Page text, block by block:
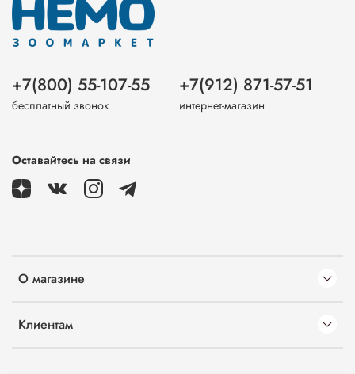
О магазине
Клиентам
+7(800) 55-107-55
бесплатный звонок
+7(912) 871-57-51
интернет-магазин
Оставайтесь на связи